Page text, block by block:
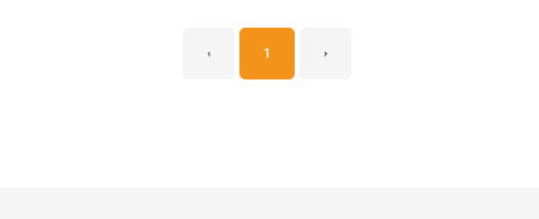
‹ 1 ›